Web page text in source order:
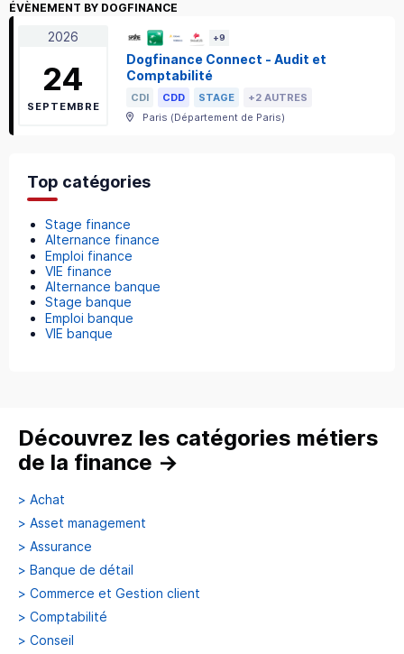
ÉVÈNEMENT BY DOGFINANCE
2026
24
SEPTEMBRE
+9
Dogfinance Connect - Audit et
Comptabilité
CDI CDD STAGE
+2 AUTRES
Paris (Département de Paris)
Top catégories
Stage finance
Alternance finance
Emploi finance
VIE finance
Alternance banque
Stage banque
Emploi banque
VIE banque
Découvrez les catégories métiers
de la finance →
> Achat
> Asset management
> Assurance
> Banque de détail
> Commerce et Gestion client
> Comptabilité
> Conseil